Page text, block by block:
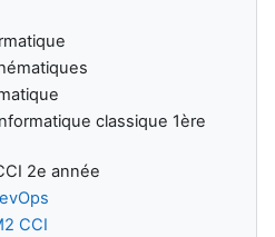
classique 1ère
2e année
CCI